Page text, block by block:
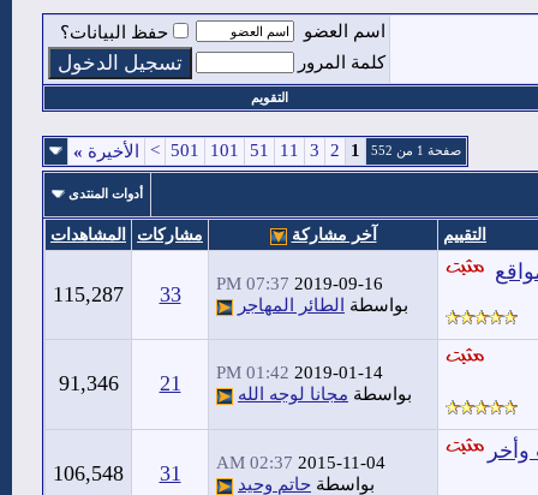
اسم العضو
حفظ البيانات؟
كلمة المرور
التقويم
صفحة 1 من 552 1
2
3
11
51
101
501
> الأخيرة »
أدوات المنتدى
التقييم آخر مشاركة مشاركات المشاهدات
2019-09-16
07:37 PM
بواسطة
الطائر المهاجر 33
115,287
2019-01-14
01:42 PM
بواسطة مجانا لوجه الله 21
91,346
2015-11-04
02:37 AM
بواسطة حاتم وحيد 31
106,548